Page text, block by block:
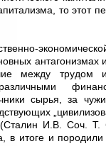
то этот
антагонизмах
между трудом
сырья, за
(Сталин И.В.
итоге и породили